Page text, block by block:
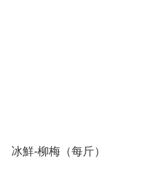
冰鮮-柳梅（每斤）